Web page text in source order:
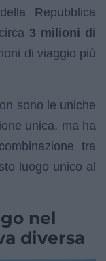
Repubblica
3 milioni di
di viaggio più
sono le uniche
unica, ma ha
tra
luogo unico al
nel
diversa